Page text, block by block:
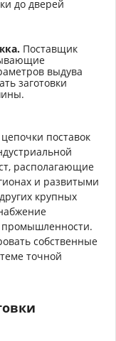
до дверей
Поставщик
выдува
заготовки
поставок
располагающие
и развитыми
крупных
собственные
точной